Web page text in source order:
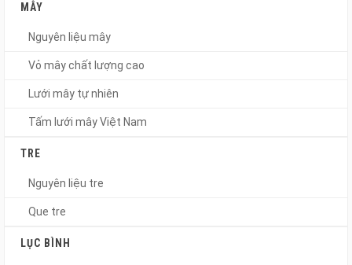
MÂY
Nguyên liệu mây
Vỏ mây chất lượng cao
Lưới mây tự nhiên
Tấm lưới mây Việt Nam
TRE
Nguyên liệu tre
Que tre
LỤC BÌNH